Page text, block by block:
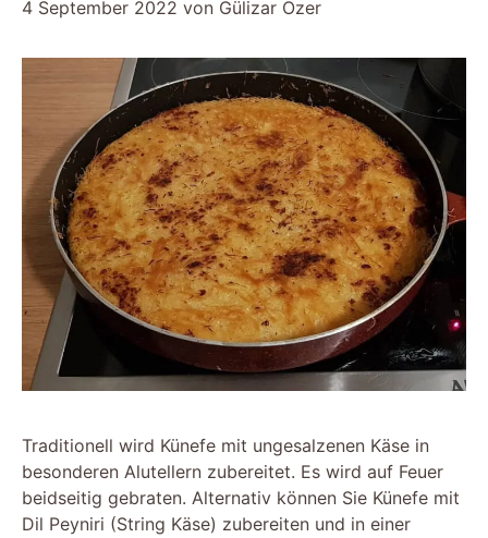
4 September 2022 von Gülizar Özer
Traditionell wird Künefe mit ungesalzenen Käse in
besonderen Alutellern zubereitet. Es wird auf Feuer
beidseitig gebraten. Alternativ können Sie Künefe mit
Dil Peyniri (String Käse) zubereiten und in einer